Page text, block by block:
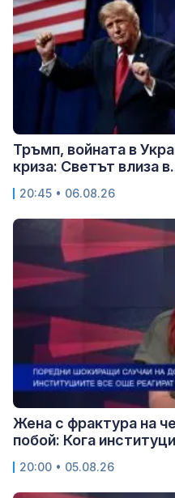
Тръмп, войната в
криза: Светът влиза
20:45 • 06.08.26
Жена с фрактура на
побой: Кога
20:00 • 05.08.26